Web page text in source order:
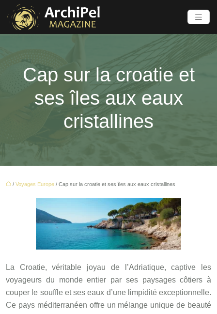
Cap sur la croatie et
ses îles aux eaux
cristallines
/ Voyages Europe / Cap sur la croatie et ses îles aux eaux cristallines
La Croatie, véritable joyau de l’Adriatique, captive les
voyageurs du monde entier par ses paysages côtiers à
couper le souffle et ses eaux d’une limpidité exceptionnelle.
Ce pays méditerranéen offre un mélange unique de beauté